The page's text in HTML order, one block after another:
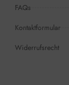
FAQs
Kontaktformular
Widerrufsrecht